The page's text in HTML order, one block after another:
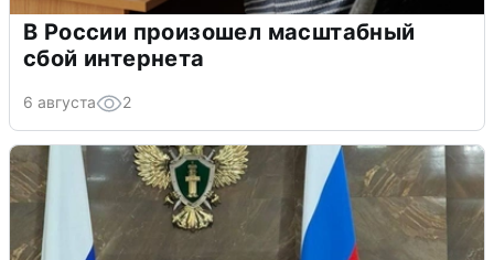
В России произошел масштабный
сбой интернета
6 августа 2